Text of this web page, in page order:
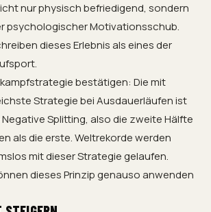
nur physisch befriedigend, sondern
psychologischer Motivationsschub.
dieses Erlebnis als eines der
bestätigen: Die mit
Strategie bei Ausdauerläufen ist
Splitting, also die zweite Hälfte
als die erste. Weltrekorde werden
mit dieser Strategie gelaufen.
dieses Prinzip genauso anwenden